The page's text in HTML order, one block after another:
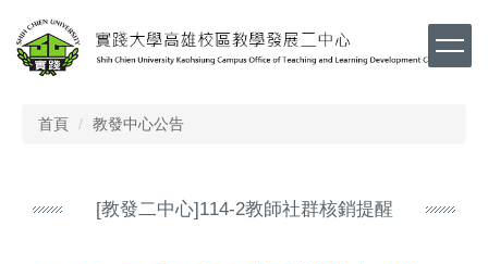
到
主
首頁 教發中心公告
[教發二中心]114-2教師社群核銷提醒